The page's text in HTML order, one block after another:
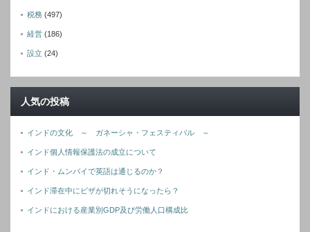
税務 (497)
経営 (186)
設立 (24)
人気の投稿
インドの文化 ～ ガネーシャ・フェスティバル ～
インド個人情報保護法の成立について
インド・ムンバイで英語は通じるのか？
インド滞在中にビザが切れそうになったら？
インドにおける産業別GDP及び労働人口構成比